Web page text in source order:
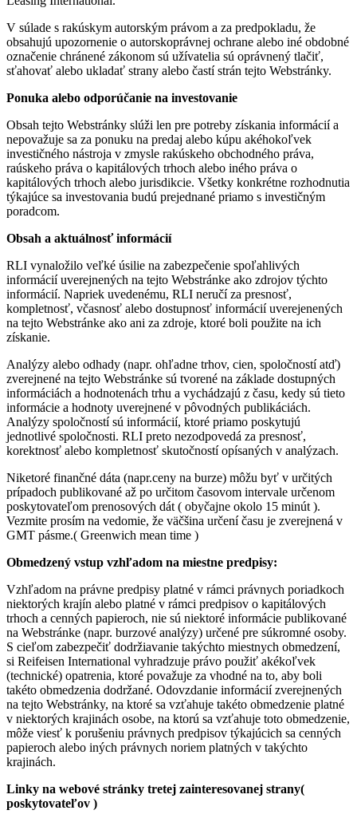
V súlade s rakúskym autorským právom a za predpokladu, že
obsahujú upozornenie o autorskoprávnej ochrane alebo iné obdobné
označenie chránené zákonom sú užívatelia sú oprávnený tlačiť,
sťahovať alebo ukladať strany alebo častí strán tejto Webstránky.
Ponuka alebo odporúčanie na investovanie
Obsah tejto Webstránky slúži len pre potreby získania informácií a
nepovažuje sa za ponuku na predaj alebo kúpu akéhokoľvek
investičného nástroja v zmysle rakúskeho obchodného práva,
raúskeho práva o kapitálových trhoch alebo iného práva o
kapitálových trhoch alebo jurisdikcie. Všetky konkrétne rozhodnutia
týkajúce sa investovania budú prejednané priamo s investičným
poradcom.
Obsah a aktuálnosť informácií
RLI vynaložilo veľké úsilie na zabezpečenie spoľahlivých
informácií uverejnených na tejto Webstránke ako zdrojov týchto
informácií. Napriek uvedenému, RLI neručí za presnosť,
kompletnosť, včasnosť alebo dostupnosť informácií uverejenených
na tejto Webstránke ako ani za zdroje, ktoré boli použite na ich
získanie.
Analýzy alebo odhady (napr. ohľadne trhov, cien, spoločností atď)
zverejnené na tejto Webstránke sú tvorené na základe dostupných
informáciách a hodnotenách trhu a vychádzajú z času, kedy sú tieto
informácie a hodnoty uverejnené v pôvodných publikáciách.
Analýzy spoločností sú informácií, ktoré priamo poskytujú
jednotlivé spoločnosti. RLI preto nezodpovedá za presnosť,
korektnosť alebo kompletnosť skutočností opísaných v analýzach.
Niketoré finančné dáta (napr.ceny na burze) môžu byť v určitých
prípadoch publikované až po určitom časovom intervale určenom
poskytovateľom prenosových dát ( obyčajne okolo 15 minút ).
Vezmite prosím na vedomie, že väčšina určení času je zverejnená v
GMT pásme.( Greenwich mean time )
Obmedzený vstup vzhľadom na miestne predpisy:
Vzhľadom na právne predpisy platné v rámci právnych poriadkoch
niektorých krajín alebo platné v rámci predpisov o kapitálových
trhoch a cenných papieroch, nie sú niektoré informácie publikované
na Webstránke (napr. burzové analýzy) určené pre súkromné osoby.
S cieľom zabezpečiť dodržiavanie takýchto miestnych obmedzení,
si Reifeisen International vyhradzuje právo použiť akékoľvek
(technické) opatrenia, ktoré považuje za vhodné na to, aby boli
takéto obmedzenia dodržané. Odovzdanie informácií zverejnených
na tejto Webstránky, na ktoré sa vzťahuje takéto obmedzenie platné
v niektorých krajinách osobe, na ktorú sa vzťahuje toto obmedzenie,
môže viesť k porušeniu právnych predpisov týkajúcich sa cenných
papieroch alebo iných právnych noriem platných v takýchto
krajinách.
Linky na webové stránky tretej zainteresovanej strany(
poskytovateľov )